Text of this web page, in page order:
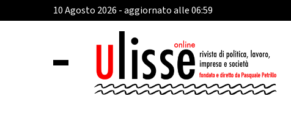
10 Agosto 2026 - aggiornato alle 06:59